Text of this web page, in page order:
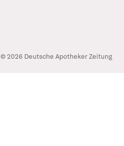
© 2026 Deutsche Apotheker Zeitung